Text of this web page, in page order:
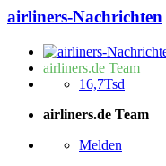
airliners-Nachrichten
airliners.de Team
16,7Tsd
airliners.de Team
Melden